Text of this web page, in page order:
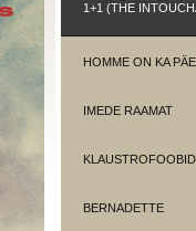
1+1 (THE
HOMME ON KA
IMEDE RAAMAT
BERNADETTE